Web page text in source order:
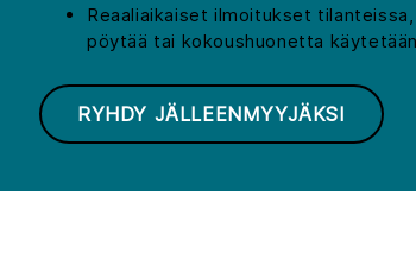
Reaaliaikaiset ilmoitukset
pöytää tai kokoushuonetta käytetään
RYHDY JÄLLEENMYYJÄKSI